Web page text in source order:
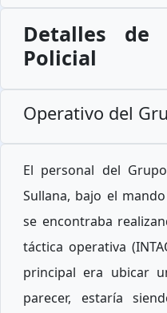
Detalles de
Policial
Operativo del
El personal del
Sullana, bajo el
se encontraba
táctica operativa
principal era ubicar
parecer, estaría